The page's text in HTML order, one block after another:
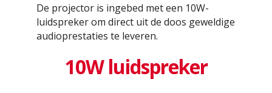
De projector is ingebed met een 10W-
luidspreker om direct uit de doos geweldige
audioprestaties te leveren.
10W luidspreker